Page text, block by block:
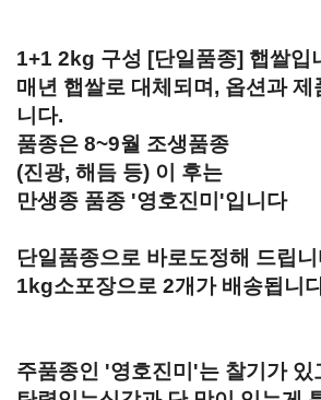
1+1 2kg 구성 [단일품종] 햅쌀입
매년 햅쌀로 대체되며, 옵션과 제
니다.
품종은 8~9월 조생품종
(진광, 해듬 등) 이 후는
만생종 품종 '영호진미'입니다
단일품종으로 바로도정해 드립니
1kg소포장으로 2개가 배송됩니
주품종인 '영호진미'는 찰기가 있